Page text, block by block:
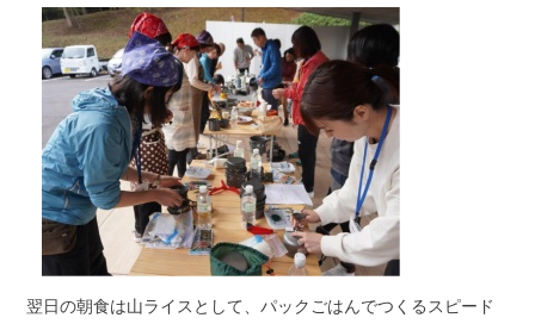
翌日の朝食は山ライスとして、パックごはんでつくるスピード